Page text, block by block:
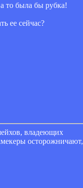
то была бы рубка!
ее сейчас?
владеющих
осторожничают,